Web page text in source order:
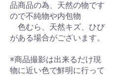
品商品の為、天然の物です
ので不純物や内包物
色むら、天然キズ、ひび
がある場合がございます。
※商品撮影は出来るだけ現
物に近い色で鮮明に行って